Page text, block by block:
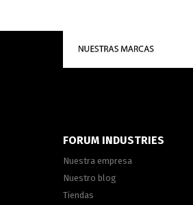
FORUM INDUSTRIES
Nuestra empresa
Nuestro blog
Tiendas